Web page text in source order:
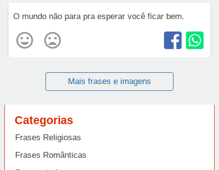
O mundo não para pra esperar você ficar bem.
Mais frases e imagens
Categorias
Frases Religiosas
Frases Românticas